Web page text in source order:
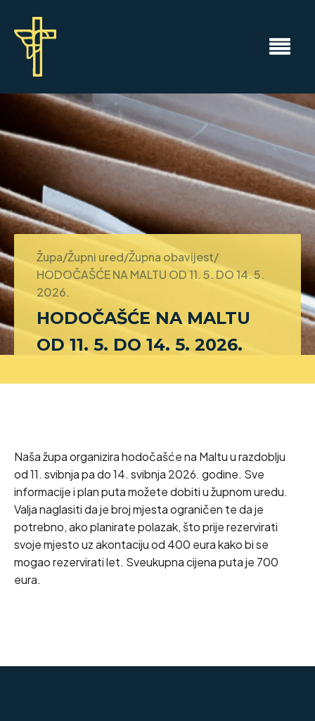
Župa/Župni ured/Župna obavijest/
HODOČAŠĆE NA MALTU OD 11. 5. DO 14. 5.
2026.
HODOČAŠĆE NA MALTU
OD 11. 5. DO 14. 5. 2026.
Naša župa organizira hodočašće na Maltu u razdoblju
od 11. svibnja pa do 14. svibnja 2026. godine. Sve
informacije i plan puta možete dobiti u župnom uredu.
Valja naglasiti da je broj mjesta ograničen te da je
potrebno, ako planirate polazak, što prije rezervirati
svoje mjesto uz akontaciju od 400 eura kako bi se
mogao rezervirati let. Sveukupna cijena puta je 700
eura.